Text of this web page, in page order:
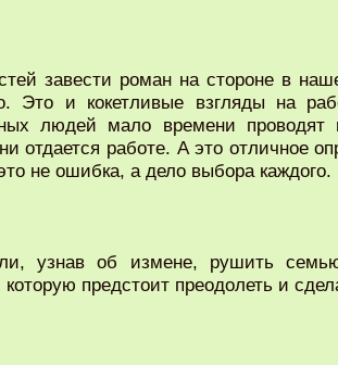
завести роман на стороне в
Это и кокетливые взгляды на
людей мало времени проводят
отдается работе. А это отличное
не ошибка, а дело выбора каждого.
узнав об измене, рушить
предстоит преодолеть и